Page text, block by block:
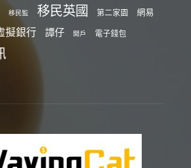
移民監 移民英國 第二家園 網易
擬銀行 譚仔 開戶 電子錢包